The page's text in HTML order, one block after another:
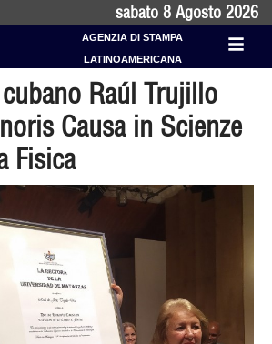
sabato 8 Agosto 2026
AGENZIA DI STAMPA
LATINOAMERICANA
cubano Raúl Trujillo
Causa in Scienze
Fisica